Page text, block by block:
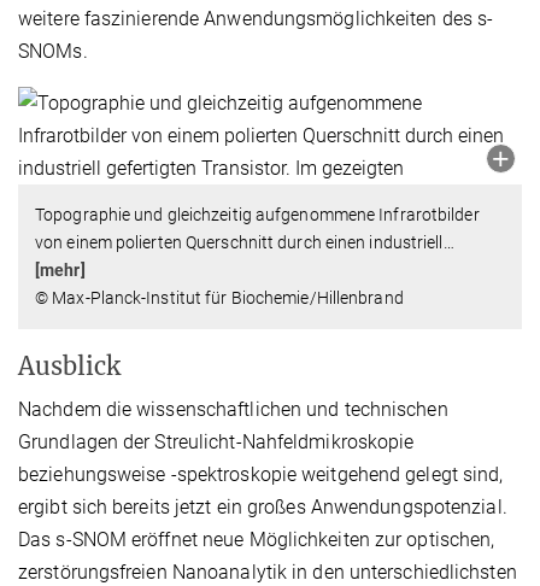
weitere faszinierende Anwendungsmöglichkeiten des s-
SNOMs.
Topographie und gleichzeitig aufgenommene Infrarotbilder
von einem polierten Querschnitt durch einen industriell …
[mehr]
© Max-Planck-Institut für Biochemie/Hillenbrand
Ausblick
Nachdem die wissenschaftlichen und technischen
Grundlagen der Streulicht-Nahfeldmikroskopie
beziehungsweise -spektroskopie weitgehend gelegt sind,
ergibt sich bereits jetzt ein großes Anwendungspotenzial.
Das s-SNOM eröffnet neue Möglichkeiten zur optischen,
zerstörungsfreien Nanoanalytik in den unterschiedlichsten